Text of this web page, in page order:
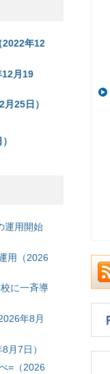
2022年12
12月19
25日）
運用開始
用（2026
に一斉導
年8月
月7日）
=（2026